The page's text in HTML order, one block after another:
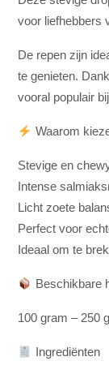
voor liefhebbers
De repen zijn
te genieten.
vooral populair
Waarom
Stevige en
Intense
Licht zoete
Perfect voor
Ideaal om te
Beschikbare
100 gram – 250
Ingrediënten